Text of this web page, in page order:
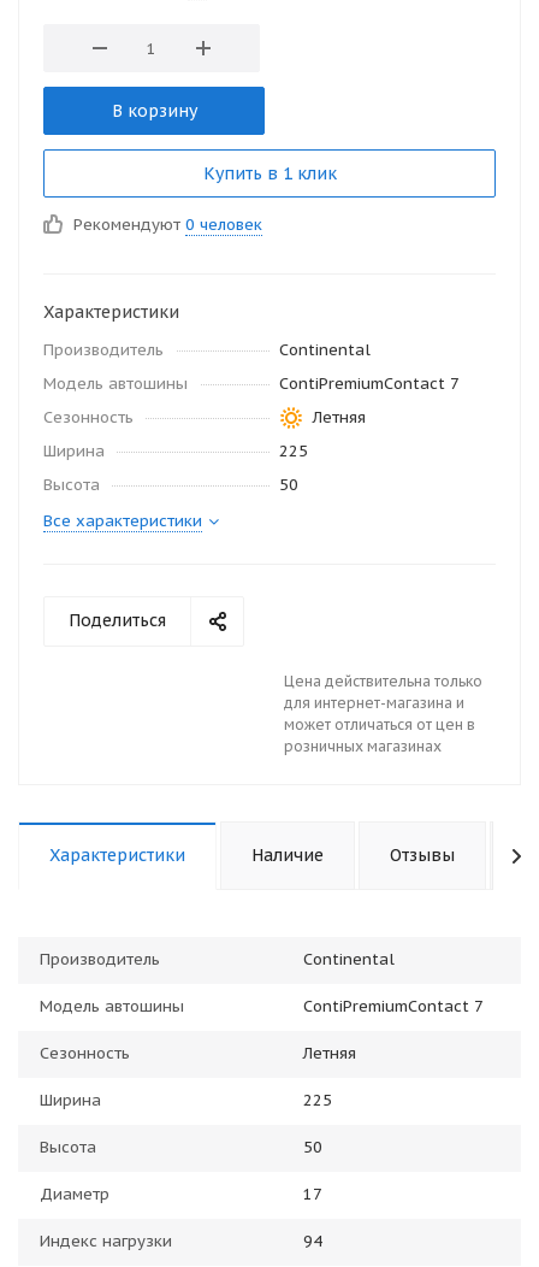
В корзину
Купить в 1 клик
Рекомендуют 0 человек
Характеристики
Производитель
Continental
Модель автошины
ContiPremiumContact 7
Сезонность
Летняя
Ширина
225
Высота
50
Все характеристики
Поделиться
Цена действительна только
для интернет-магазина и
может отличаться от цен в
розничных магазинах
Характеристики Наличие Отзывы
Производитель Continental
Модель автошины ContiPremiumContact 7
Сезонность Летняя
Ширина 225
Высота 50
Диаметр 17
Индекс нагрузки 94